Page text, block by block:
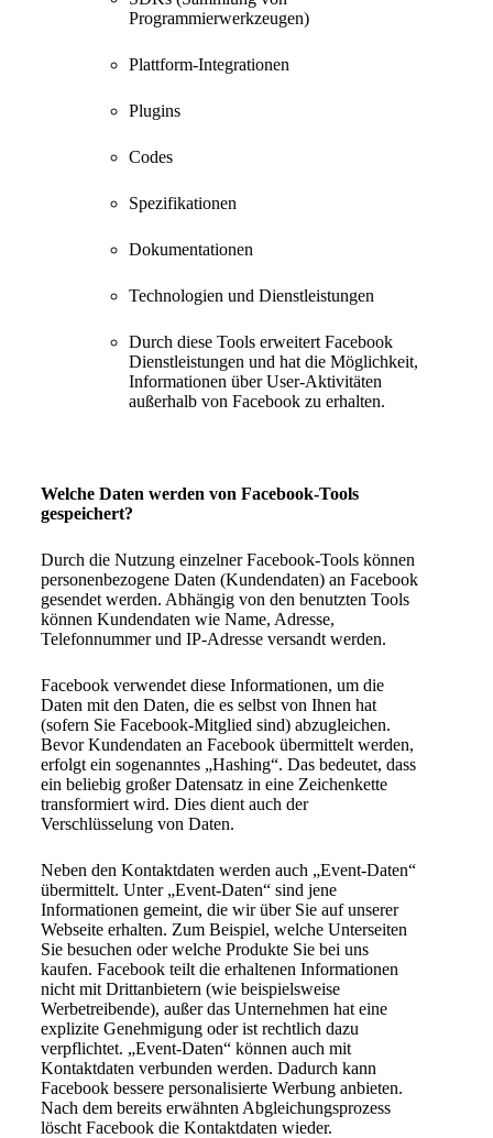
Programmierwerkzeugen)
Plattform-Integrationen
Plugins
Codes
Spezifikationen
Dokumentationen
Technologien und Dienstleistungen
Durch diese Tools erweitert Facebook
Dienstleistungen und hat die Möglichkeit,
Informationen über User-Aktivitäten
außerhalb von Facebook zu erhalten.
Welche Daten werden von Facebook-Tools
gespeichert?
Durch die Nutzung einzelner Facebook-Tools können
personenbezogene Daten (Kundendaten) an Facebook
gesendet werden. Abhängig von den benutzten Tools
können Kundendaten wie Name, Adresse,
Telefonnummer und IP-Adresse versandt werden.
Facebook verwendet diese Informationen, um die
Daten mit den Daten, die es selbst von Ihnen hat
(sofern Sie Facebook-Mitglied sind) abzugleichen.
Bevor Kundendaten an Facebook übermittelt werden,
erfolgt ein sogenanntes „Hashing“. Das bedeutet, dass
ein beliebig großer Datensatz in eine Zeichenkette
transformiert wird. Dies dient auch der
Verschlüsselung von Daten.
Neben den Kontaktdaten werden auch „Event-Daten“
übermittelt. Unter „Event-Daten“ sind jene
Informationen gemeint, die wir über Sie auf unserer
Webseite erhalten. Zum Beispiel, welche Unterseiten
Sie besuchen oder welche Produkte Sie bei uns
kaufen. Facebook teilt die erhaltenen Informationen
nicht mit Drittanbietern (wie beispielsweise
Werbetreibende), außer das Unternehmen hat eine
explizite Genehmigung oder ist rechtlich dazu
verpflichtet. „Event-Daten“ können auch mit
Kontaktdaten verbunden werden. Dadurch kann
Facebook bessere personalisierte Werbung anbieten.
Nach dem bereits erwähnten Abgleichungsprozess
löscht Facebook die Kontaktdaten wieder.